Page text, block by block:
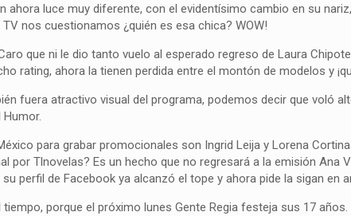
ahora luce muy diferente, con el evidentísimo cambio en su
nos cuestionamos ¿quién es esa chica? WOW!
que ni le dio tanto vuelo al esperado regreso de Laura
rating, ahora la tienen perdida entre el montón de modelos y
fuera atractivo visual del programa, podemos decir que voló
para grabar promocionales son Ingrid Leija y Lorena
por Tlnovelas? Es un hecho que no regresará a la emisión Ana
perfil de Facebook ya alcanzó el tope y ahora pide la sigan en
porque el próximo lunes Gente Regia festeja sus 17